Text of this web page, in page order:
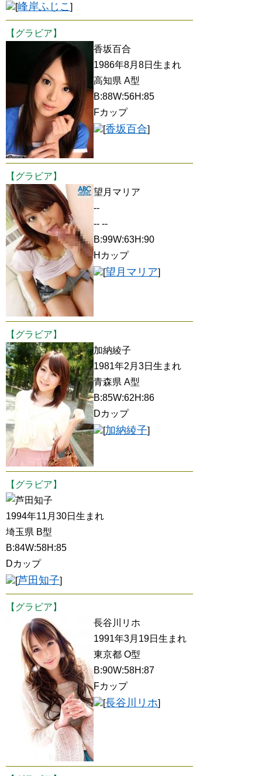
[峰岸ふじこ]
【グラビア】
香坂百合
1986年8月8日生まれ
高知県 A型
B:88W:56H:85
Fカップ
[香坂百合]
【グラビア】
望月マリア
--
-- --
B:99W:63H:90
Hカップ
[望月マリア]
【グラビア】
加納綾子
1981年2月3日生まれ
青森県 A型
B:85W:62H:86
Dカップ
[加納綾子]
【グラビア】
芦田知子
1994年11月30日生まれ
埼玉県 B型
B:84W:58H:85
Dカップ
[芦田知子]
【グラビア】
長谷川リホ
1991年3月19日生まれ
東京都 O型
B:90W:58H:87
Fカップ
[長谷川リホ]